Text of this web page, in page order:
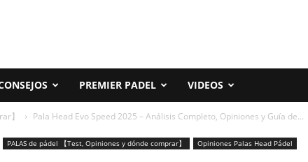
PREMIER PADEL VIDEOS
】 Pala Head Evo Speed 2025 – Análisis Completo, Opiniones y Guía de...
PALAS de pádel 【Test, Opiniones y dónde comprar】 Opiniones Palas Head Pádel